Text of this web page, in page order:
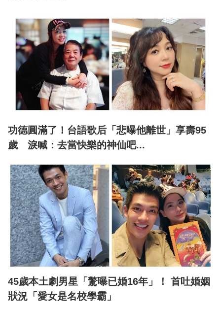
功德圓滿了！台語歌后「悲曝他離世」享壽95
歲 淚喊：去當快樂的神仙吧...
45歲本土劇男星「驚曝已婚16年」！ 首吐婚姻
狀況「愛女是名校學霸」